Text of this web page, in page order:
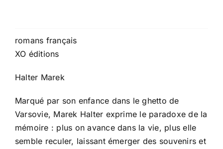
romans français
XO éditions
Halter Marek
Marqué par son enfance dans le ghetto de
Varsovie, Marek Halter exprime le paradoxe de la
mémoire : plus on avance dans la vie, plus elle
semble reculer, laissant émerger des souvenirs et